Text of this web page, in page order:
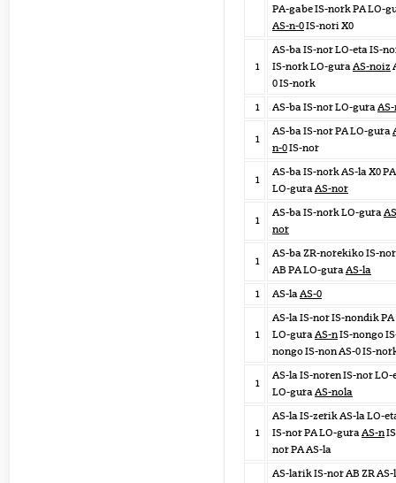
PA-gabe IS-nork PA LO-
AS-n-0IS-nori X0
1
AS-ba IS-nor LO-eta IS-
IS-nork LO-guraAS-noiz
0 IS-nork
1
AS-ba IS-nor LO-gura
1
AS-ba IS-nor PA LO-gura
n-0IS-nor
1
AS-ba IS-nork AS-la X0 PA
LO-guraAS-nor
1
AS-ba IS-nork LO-gura
nor
1
AS-ba ZR-norekiko IS-nor
AB PA LO-guraAS-la
1
AS-laAS-0
1
AS-la IS-nor IS-nondik PA
LO-guraAS-nIS-nongo
nongo IS-non AS-0 IS-
1
AS-la IS-noren IS-nor LO-
LO-guraAS-nola
1
AS-la IS-zerik AS-la LO-
IS-nor PA LO-guraAS-n
nor PA AS-la
AS-larik IS-nor AB ZR AS-